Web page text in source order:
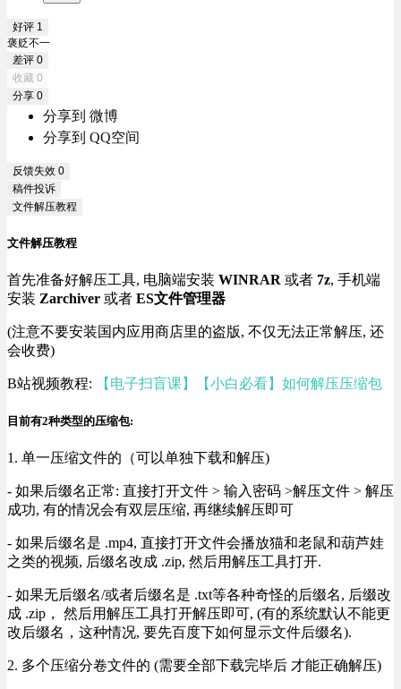
好评 1
褒贬不一
差评 0
收藏 0
分享 0
分享到 微博
分享到 QQ空间
反馈失效 0
稿件投诉
文件解压教程
文件解压教程
首先准备好解压工具, 电脑端安装 WINRAR 或者 7z, 手机端
安装 Zarchiver 或者 ES文件管理器
(注意不要安装国内应用商店里的盗版, 不仅无法正常解压, 还
会收费)
B站视频教程: 【电子扫盲课】【小白必看】如何解压压缩包
目前有2种类型的压缩包:
1. 单一压缩文件的（可以单独下载和解压)
- 如果后缀名正常: 直接打开文件 > 输入密码 >解压文件 > 解压
成功, 有的情况会有双层压缩, 再继续解压即可
- 如果后缀名是 .mp4, 直接打开文件会播放猫和老鼠和葫芦娃
之类的视频, 后缀名改成 .zip, 然后用解压工具打开.
- 如果无后缀名/或者后缀名是 .txt等各种奇怪的后缀名, 后缀改
成 .zip， 然后用解压工具打开解压即可, (有的系统默认不能更
改后缀名，这种情况, 要先百度下如何显示文件后缀名).
2. 多个压缩分卷文件的 (需要全部下载完毕后 才能正确解压)